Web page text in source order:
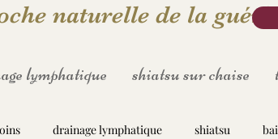
naturelle de la
lymphatique shiatsu sur chaise
drainage lymphatique shiatsu